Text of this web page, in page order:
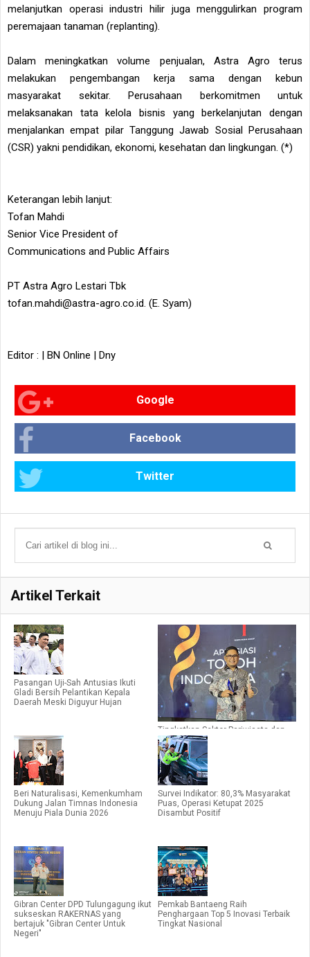
melanjutkan operasi industri hilir juga menggulirkan program
peremajaan tanaman (replanting).
Dalam meningkatkan volume penjualan, Astra Agro terus
melakukan pengembangan kerja sama dengan kebun
masyarakat sekitar. Perusahaan berkomitmen untuk
melaksanakan tata kelola bisnis yang berkelanjutan dengan
menjalankan empat pilar Tanggung Jawab Sosial Perusahaan
(CSR) yakni pendidikan, ekonomi, kesehatan dan lingkungan. (*)
Keterangan lebih lanjut:
Tofan Mahdi
Senior Vice President of
Communications and Public Affairs
PT Astra Agro Lestari Tbk
tofan.mahdi@astra-agro.co.id. (E. Syam)
Editor : | BN Online | Dny
Google
Facebook
Twitter
Artikel Terkait
Pasangan Uji-Sah Antusias Ikuti
Gladi Bersih Pelantikan Kepala
Daerah Meski Diguyur Hujan
Tingkatkan Sektor Pariwisata dan
Pelestarian Budaya Sultra, Andap
Raih Penghargaan Apresiasi Tokoh
Indonesia 2024
Beri Naturalisasi, Kemenkumham
Dukung Jalan Timnas Indonesia
Menuju Piala Dunia 2026
Survei Indikator: 80,3% Masyarakat
Puas, Operasi Ketupat 2025
Disambut Positif
Gibran Center DPD Tulungagung ikut
sukseskan RAKERNAS yang
bertajuk "Gibran Center Untuk
Negeri"
Pemkab Bantaeng Raih
Penghargaan Top 5 Inovasi Terbaik
Tingkat Nasional